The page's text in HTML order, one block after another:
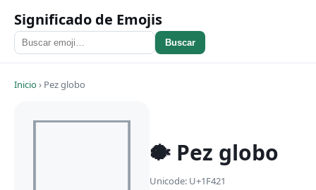
Significado de Emojis
Buscar
Inicio› Pez globo
🐡 Pez globo
Unicode: U+1F421